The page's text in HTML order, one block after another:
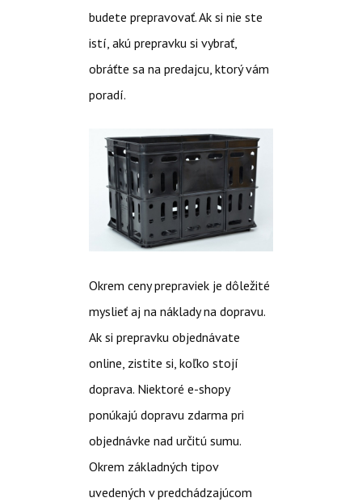
budete prepravovať. Ak si nie ste
istí, akú prepravku si vybrať,
obráťte sa na predajcu, ktorý vám
poradí.
Okrem ceny prepraviek je dôležité
myslieť aj na náklady na dopravu.
Ak si prepravku objednávate
online, zistite si, koľko stojí
doprava. Niektoré e-shopy
ponúkajú dopravu zdarma pri
objednávke nad určitú sumu.
Okrem základných tipov
uvedených v predchádzajúcom